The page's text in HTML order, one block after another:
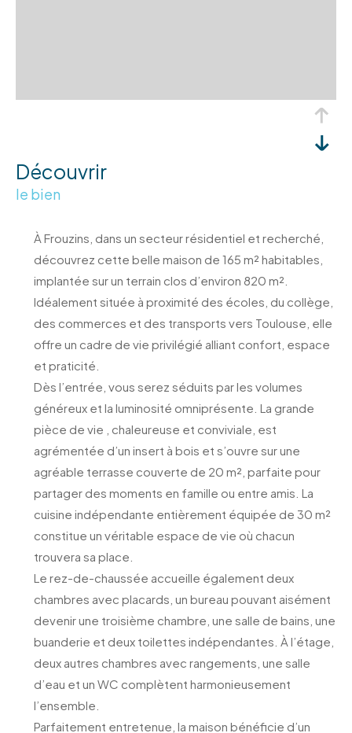
découvrir
le bien
À Frouzins, dans un secteur résidentiel et recherché,
découvrez cette belle maison de 165 m² habitables,
implantée sur un terrain clos d’environ 820 m².
Idéalement située à proximité des écoles, du collège,
des commerces et des transports vers Toulouse, elle
offre un cadre de vie privilégié alliant confort, espace
et praticité.
Dès l’entrée, vous serez séduits par les volumes
généreux et la luminosité omniprésente. La grande
pièce de vie , chaleureuse et conviviale, est
agrémentée d’un insert à bois et s’ouvre sur une
agréable terrasse couverte de 20 m², parfaite pour
partager des moments en famille ou entre amis. La
cuisine indépendante entièrement équipée de 30 m²
constitue un véritable espace de vie où chacun
trouvera sa place.
Le rez-de-chaussée accueille également deux
chambres avec placards, un bureau pouvant aisément
devenir une troisième chambre, une salle de bains, une
buanderie et deux toilettes indépendantes. À l’étage,
deux autres chambres avec rangements, une salle
d’eau et un WC complètent harmonieusement
l’ensemble.
Parfaitement entretenue, la maison bénéficie d’un